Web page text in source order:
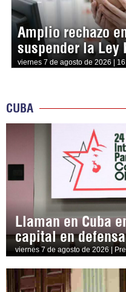
Amplio rechazo
suspender la Ley
viernes 7 de agosto de 2026 |
CUBA
Llaman en Cuba
capital en
viernes 7 de agosto de 2026 |